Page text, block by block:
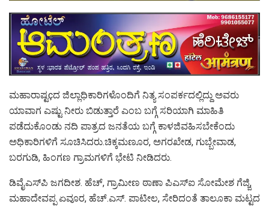
ಮಹಾರಾಷ್ಟçದ ಜಿಲ್ಲಾಧಿಕಾರಿಗಳೊಂದಿಗೆ ನಿತ್ಯ ಸಂಪರ್ಕದಲ್ಲಿದ್ದು ಅವರು
ಯಾವಾಗ ಎಷ್ಟು ನೀರು ಬಿಡುತ್ತಾರೆ ಎಂಬ ಬಗ್ಗೆ ಸರಿಯಾಗಿ ಮಾಹಿತಿ
ಪಡೆದುಕೊಂಡು ನದಿ ಪಾತ್ರದ ಜನತೆಯ ಬಗ್ಗೆ ಕಾಳಜಿವಹಿಸಬೇಕೆಂದು
ಅಧಿಕಾರಿಗಳಿಗೆ ಸೂಚಿಸಿದರು.ಚಿಕ್ಕಮಣೂರ, ಅಗರಖೇಡ, ಗುಬ್ಬೇವಾಡ,
ಬರಗುಡಿ, ಹಿಂಗಣ ಗ್ರಾಮಗಳಿಗೆ ಭೇಟಿ ನೀಡಿದರು.
ಡಿವೈಎಸ್‌ಪಿ ಜಗದೀಶ. ಹೆಚ್, ಗ್ರಾಮೀಣ ಠಾಣಾ ಪಿಎಸ್‌ಐ ಸೋಮೇಶ ಗೆಜ್ಜಿ,
ಮಹಾದೇವಪ್ಪ ಏವೂರ, ಹೆಚ್.ಎಸ್. ಪಾಟೀಲ, ಸೇರಿದಂತೆ ತಾಲೂಕಾ ಮಟ್ಟದ